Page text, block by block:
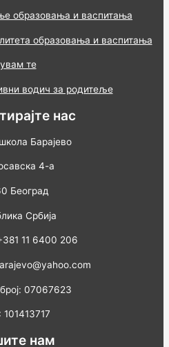
образовања и васпитања
образовања и васпитања
те
водич за родитеље
нас
Барајево
4-а
Београд
Србија
11 6400 206
07067623
нам